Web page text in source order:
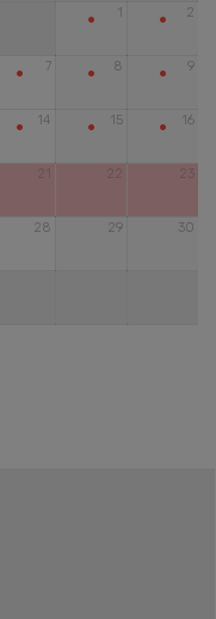
1
• 2
•
7
• 8
• 9
•
14
• 15
• 16
•
21 22 23
28 29 30